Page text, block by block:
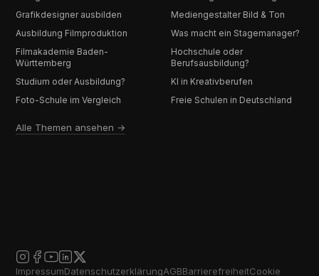
Grafikdesigner ausbilden
Mediengestalter Bild & Ton
Ausbildung Filmproduktion
Was macht ein Stagemanager?
Filmakademie Baden-
Württemberg
Hochschule oder
Berufsausbildung?
Studium oder Ausbildung?
KI in Kreativberufen
Foto-Schule im Vergleich
Freie Schulen in Deutschland
Alle Themen ansehen →
ImpressumDatenschutzerklärungAGBBarrierefreiheitCookie